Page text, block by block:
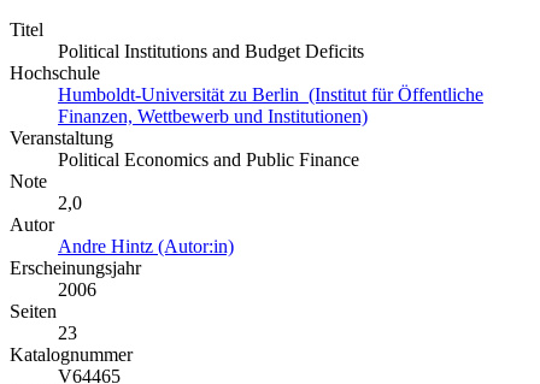
Titel
Political Institutions and Budget Deficits
Hochschule
Humboldt-Universität zu Berlin (Institut für Öffentliche
Finanzen, Wettbewerb und Institutionen)
Veranstaltung
Political Economics and Public Finance
Note
2,0
Autor
Andre Hintz (Autor:in)
Erscheinungsjahr
2006
Seiten
23
Katalognummer
V64465